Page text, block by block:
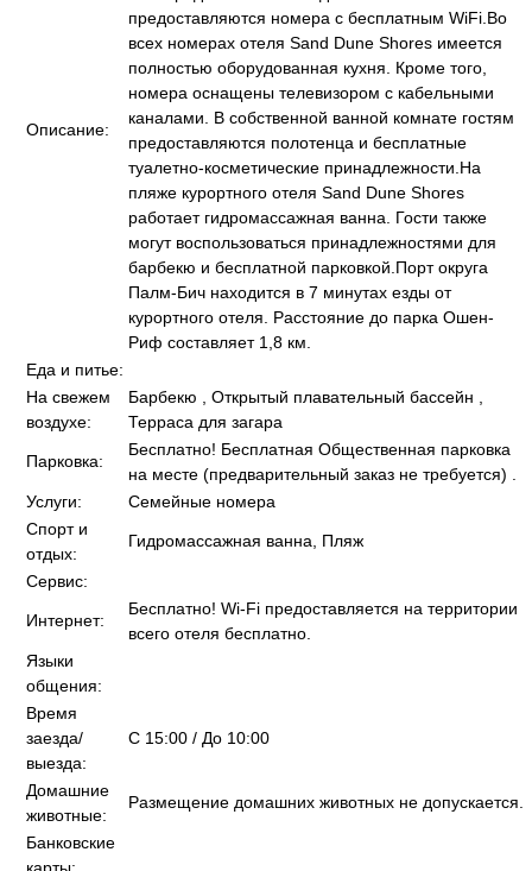
Описание:
предоставляются номера с бесплатным WiFi.Во
всех номерах отеля Sand Dune Shores имеется
полностью оборудованная кухня. Кроме того,
номера оснащены телевизором с кабельными
каналами. В собственной ванной комнате гостям
предоставляются полотенца и бесплатные
туалетно-косметические принадлежности.На
пляже курортного отеля Sand Dune Shores
работает гидромассажная ванна. Гости также
могут воспользоваться принадлежностями для
барбекю и бесплатной парковкой.Порт округа
Палм-Бич находится в 7 минутах езды от
курортного отеля. Расстояние до парка Ошен-
Риф составляет 1,8 км.
Еда и питье:
На свежем
воздухе:
Барбекю , Открытый плавательный бассейн ,
Терраса для загара
Парковка:
Бесплатно! Бесплатная Общественная парковка
на месте (предварительный заказ не требуется) .
Услуги:
Семейные номера
Спорт и
отдых:
Гидромассажная ванна, Пляж
Сервис:
Интернет:
Бесплатно! Wi-Fi предоставляется на территории
всего отеля бесплатно.
Языки
общения:
Время
заезда/
выезда:
C 15:00 / До 10:00
Домашние
животные:
Размещение домашних животных не допускается.
Банковские